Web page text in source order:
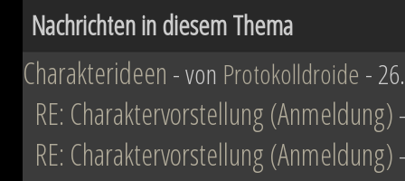
Nachrichten in diesem Thema
Charakterideen - von Protokolldroide -
RE: Charaktervorstellung (Anmeldung)
RE: Charaktervorstellung (Anmeldung)